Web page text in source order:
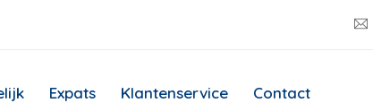
Expats Klantenservice Contact